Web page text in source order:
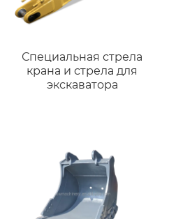
Специальная стрела
крана и стрела для
экскаватора